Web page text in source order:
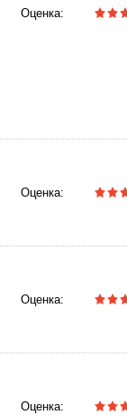
Оценка:
Оценка:
Оценка:
Оценка: